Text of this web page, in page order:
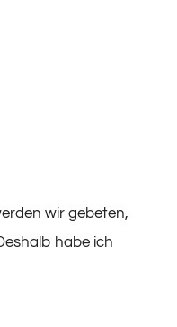
wir gebeten,
habe ich